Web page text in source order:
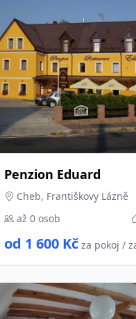
Penzion Eduard
Cheb, Františkovy Lázně
až 0 osob
od 1 600 Kč za pokoj /